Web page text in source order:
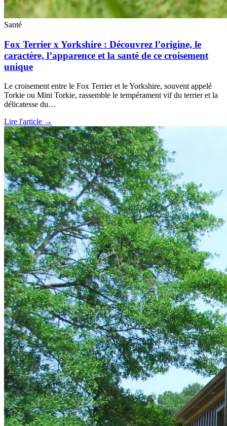
Santé
Fox Terrier x Yorkshire : Découvrez l’origine, le
caractère, l’apparence et la santé de ce croisement
unique
Le croisement entre le Fox Terrier et le Yorkshire, souvent appelé
Torkie ou Mini Torkie, rassemble le tempérament vif du terrier et la
délicatesse du…
Lire l'article →